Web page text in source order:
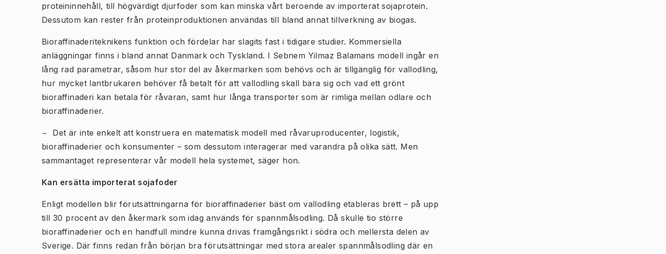
proteininnehåll, till högvärdigt djurfoder som kan minska vårt beroende av importerat sojaprotein.
Dessutom kan rester från proteinproduktionen användas till bland annat tillverkning av biogas.
Bioraffinaderiteknikens funktion och fördelar har slagits fast i tidigare studier. Kommersiella
anläggningar finns i bland annat Danmark och Tyskland. I Sebnem Yilmaz Balamans modell ingår en
lång rad parametrar, såsom hur stor del av åkermarken som behövs och är tillgänglig för vallodling,
hur mycket lantbrukaren behöver få betalt för att vallodling skall bära sig och vad ett grönt
bioraffinaderi kan betala för råvaran, samt hur långa transporter som är rimliga mellan odlare och
bioraffinaderier.
− Det är inte enkelt att konstruera en matematisk modell med råvaruproducenter, logistik,
bioraffinaderier och konsumenter – som dessutom interagerar med varandra på olika sätt. Men
sammantaget representerar vår modell hela systemet, säger hon.
Kan ersätta importerat sojafoder
Enligt modellen blir förutsättningarna för bioraffinaderier bäst om vallodling etableras brett – på upp
till 30 procent av den åkermark som idag används för spannmålsodling. Då skulle tio större
bioraffinaderier och en handfull mindre kunna drivas framgångsrikt i södra och mellersta delen av
Sverige. Där finns redan från början bra förutsättningar med stora arealer spannmålsodling där en